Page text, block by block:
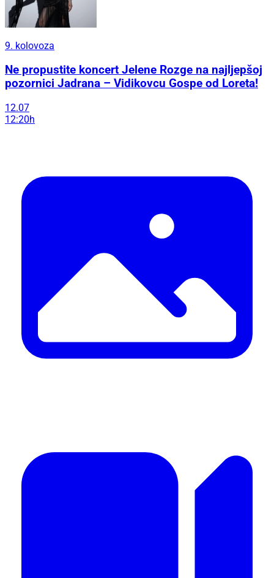
9. kolovoza
Ne propustite koncert Jelene Rozge na najljepšoj
pozornici Jadrana – Vidikovcu Gospe od Loreta!
12.07
12:20h